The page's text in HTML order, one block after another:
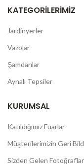
KATEGORILERIMIZ
Jardinyerler
Vazolar
Şamdanlar
Aynalı Tepsiler
KURUMSAL
Katıldığımız Fuarlar
Müşterilerimizin Geri
Sizden Gelen Fotoğraflar